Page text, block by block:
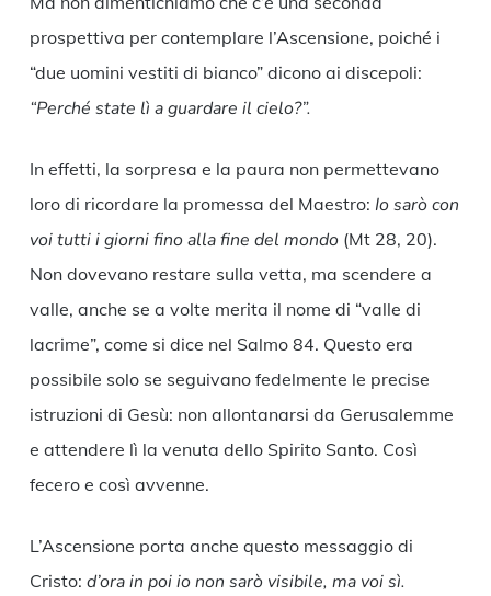
prospettiva per contemplare l’Ascensione, poiché i
“due uomini vestiti di bianco” dicono ai discepoli:
“Perché state lì a guardare il cielo?”.
In effetti, la sorpresa e la paura non permettevano
loro di ricordare la promessa del Maestro: Io sarò con
voi tutti i giorni fino alla fine del mondo(Mt 28, 20).
Non dovevano restare sulla vetta, ma scendere a
valle, anche se a volte merita il nome di “valle di
lacrime”, come si dice nel Salmo 84. Questo era
possibile solo se seguivano fedelmente le precise
istruzioni di Gesù: non allontanarsi da Gerusalemme
e attendere lì la venuta dello Spirito Santo. Così
fecero e così avvenne.
L’Ascensione porta anche questo messaggio di
Cristo: d’ora in poi io non sarò visibile, ma voi sì.